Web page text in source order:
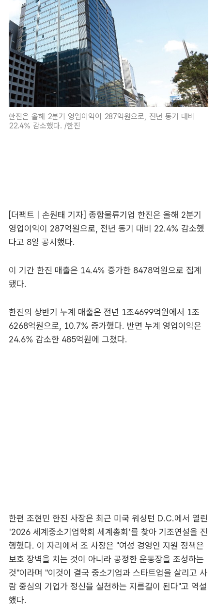
한진은 올해 2분기 영업이익이 287억원으로, 전년 동기 대비
22.4% 감소했다. /한진
[더팩트 | 손원태 기자] 종합물류기업 한진은 올해 2분기
영업이익이 287억원으로, 전년 동기 대비 22.4% 감소했
다고 8일 공시했다.
이 기간 한진 매출은 14.4% 증가한 8478억원으로 집계
됐다.
한진의 상반기 누계 매출은 전년 1조4699억원에서 1조
6268억원으로, 10.7% 증가했다. 반면 누계 영업이익은
24.6% 감소한 485억원에 그쳤다.
한편 조현민 한진 사장은 최근 미국 워싱턴 D.C.에서 열린
'2026 세계중소기업학회 세계총회'를 찾아 기조연설을 진
행했다. 이 자리에서 조 사장은 "여성 경영인 지원 정책은
보호 장벽을 치는 것이 아니라 공정한 운동장을 조성하는
것"이라며 "이것이 결국 중소기업과 스타트업을 살리고 사
람 중심의 기업가 정신을 실천하는 지름길이 된다"고 역설
했다.